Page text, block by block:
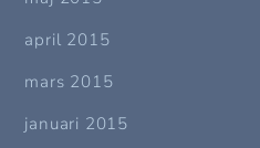
april 2015
mars 2015
januari 2015